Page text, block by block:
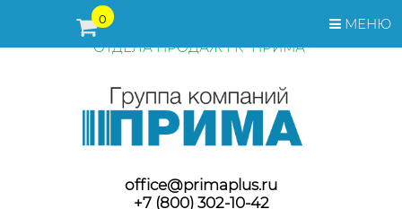
МЕНЮ
0
ПЕРЕД ОФОРМЛЕНИЕМ ЗАКАЗА, СТОИМОСТЬ И СРОКИ
ПОСТАВКИ ТОВАРА УТОЧНЯЙТЕ У МЕНЕДЖЕРОВ
ОТДЕЛА ПРОДАЖ ГК "ПРИМА"
office@primaplus.ru
+7 (800) 302-10-42